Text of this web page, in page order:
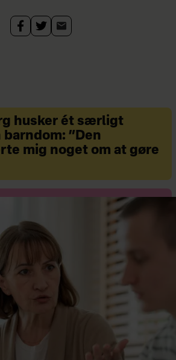
husker ét særligt
”Den
mig noget om at gøre